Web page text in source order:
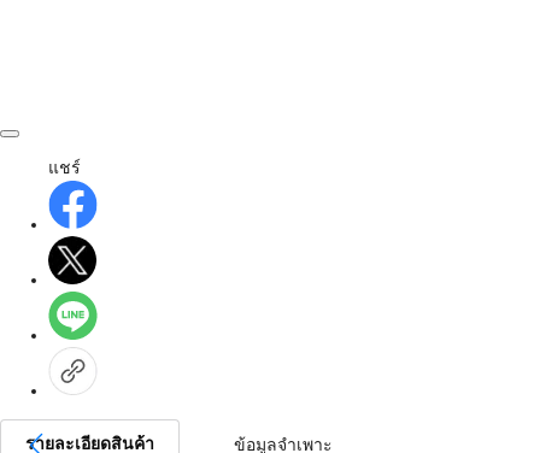
แชร์
รายละเอียดสินค้า ข้อมูลจำเพาะ